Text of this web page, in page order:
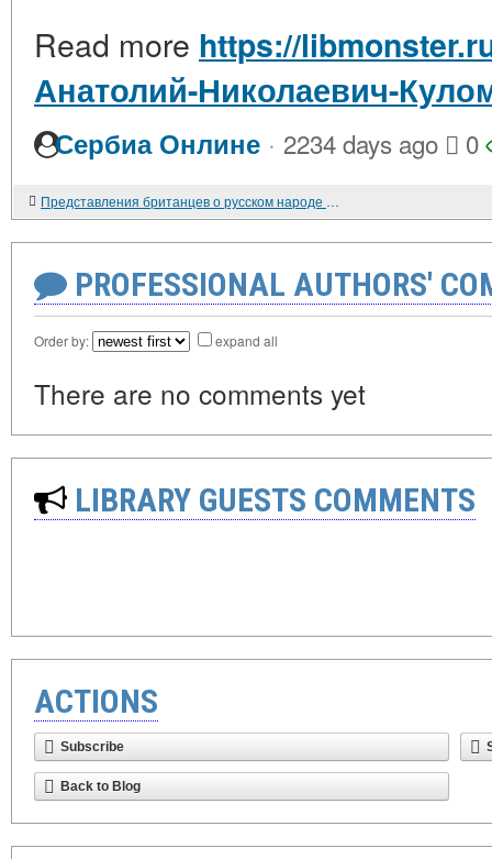
Read more https://
Анатолий-Николаевич-
Сербиа Онлине · 2234 days ago 0
Представления британцев о русском народе в XVI-XVII вв.
PROFESSIONAL AUTHORS'
Order by: expand all
There are no comments yet
LIBRARY GUESTS COMMENTS
ACTIONS
Subscribe
Back to Blog